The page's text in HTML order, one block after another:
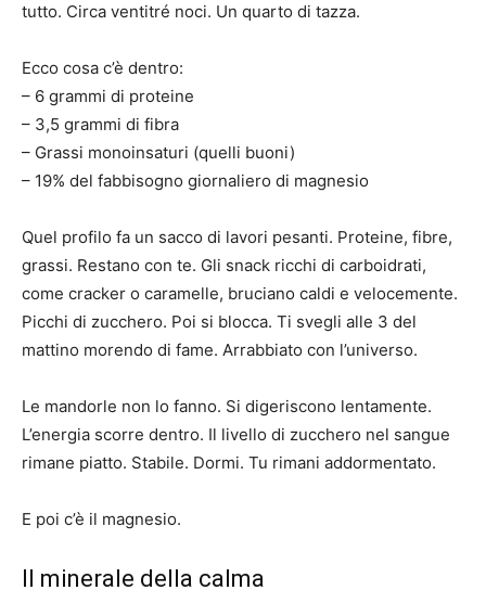
tutto. Circa ventitré noci. Un quarto di tazza.
Ecco cosa c’è dentro:
– 6 grammi di proteine
– 3,5 grammi di fibra
– Grassi monoinsaturi (quelli buoni)
– 19% del fabbisogno giornaliero di magnesio
Quel profilo fa un sacco di lavori pesanti. Proteine, fibre,
grassi. Restano con te. Gli snack ricchi di carboidrati,
come cracker o caramelle, bruciano caldi e velocemente.
Picchi di zucchero. Poi si blocca. Ti svegli alle 3 del
mattino morendo di fame. Arrabbiato con l’universo.
Le mandorle non lo fanno. Si digeriscono lentamente.
L’energia scorre dentro. Il livello di zucchero nel sangue
rimane piatto. Stabile. Dormi. Tu rimani addormentato.
E poi c’è il magnesio.
Il minerale della calma